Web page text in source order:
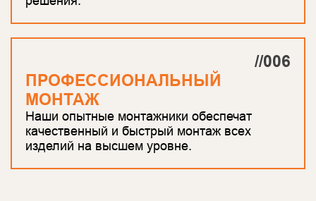
//006
ПРОФЕССИОНАЛЬНЫЙ
МОНТАЖ
Наши опытные монтажники обеспечат
качественный и быстрый монтаж всех
изделий на высшем уровне.